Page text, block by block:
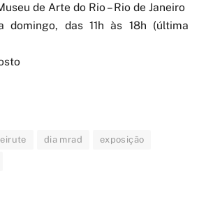
de Arte do Rio – Rio de Janeiro
domingo, das 11h às 18h (última
dia mrad exposição